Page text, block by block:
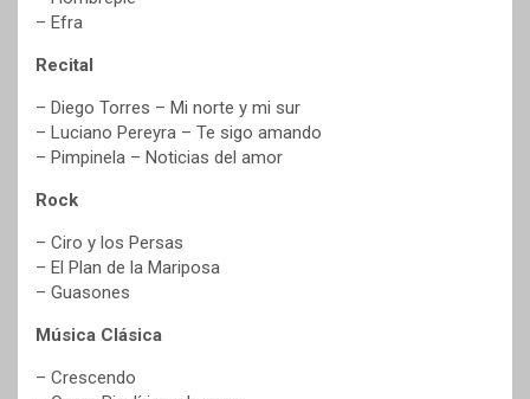
– Efra
Recital
– Diego Torres – Mi norte y mi sur
– Luciano Pereyra – Te sigo amando
– Pimpinela – Noticias del amor
Rock
– Ciro y los Persas
– El Plan de la Mariposa
– Guasones
Música Clásica
– Crescendo